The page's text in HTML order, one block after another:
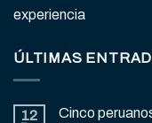
experiencia
ÚLTIMAS
12
Cinco